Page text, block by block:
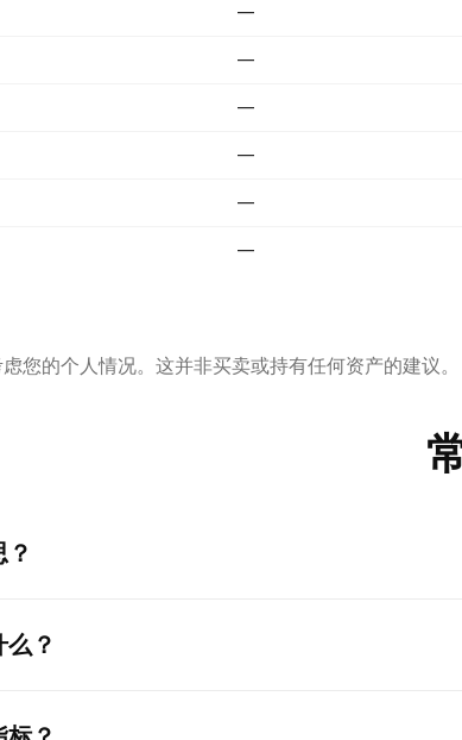
—
—
—
—
—
—
您的个人情况。这并非买卖或持有任何资产的建议。
？